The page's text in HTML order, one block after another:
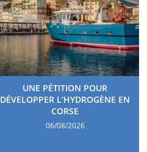
UNE PÉTITION POUR
DÉVELOPPER L’HYDROGÈNE EN
CORSE
06/08/2026